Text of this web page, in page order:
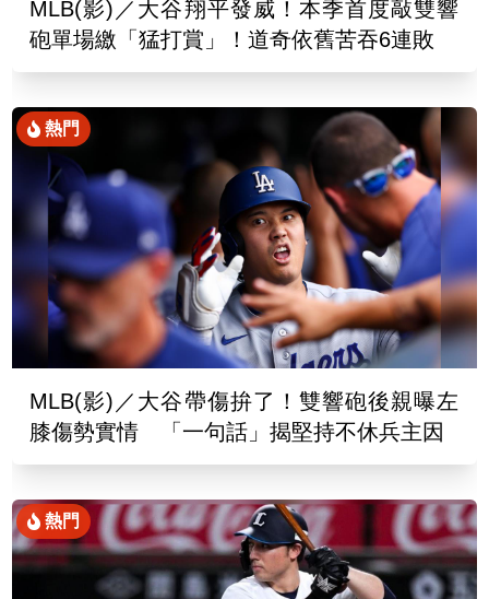
MLB(影)／大谷翔平發威！本季首度敲雙響
砲單場繳「猛打賞」！道奇依舊苦吞6連敗
熱門
MLB(影)／大谷帶傷拚了！雙響砲後親曝左
膝傷勢實情 「一句話」揭堅持不休兵主因
熱門